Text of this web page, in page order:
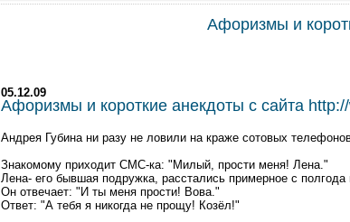
Афоризмы и
05.12.09
Афоризмы и короткие анекдоты с сайта
Андрея Губина ни разу не ловили на краже сотовых
Знакомому приходит СМС-ка: "Милый, прости меня! Лена."
Лена- его бывшая подружка, расстались примерное с полгода
Он отвечает: "И ты меня прости! Вова."
Ответ: "А тебя я никогда не прощу! Козёл!"